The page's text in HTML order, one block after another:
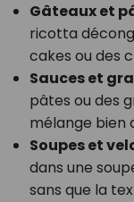
Gâteaux et
ricotta
cakes ou des
Sauces et
pâtes ou des
mélange bien
Soupes et
dans une
sans que la